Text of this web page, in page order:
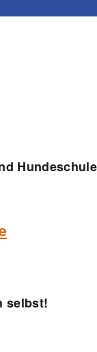
Hundeschule
selbst!